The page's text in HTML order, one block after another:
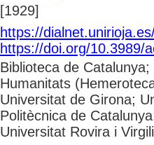
[1929]
https://
https://doi.org/10.3989/
Biblioteca de
Humanitats
Universitat de Girona;
Politècnica de
Universitat Rovira i Virgili